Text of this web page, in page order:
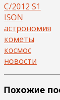
C/2012 S1
ISON
астрономия
кометы
космос
новости
Похожие